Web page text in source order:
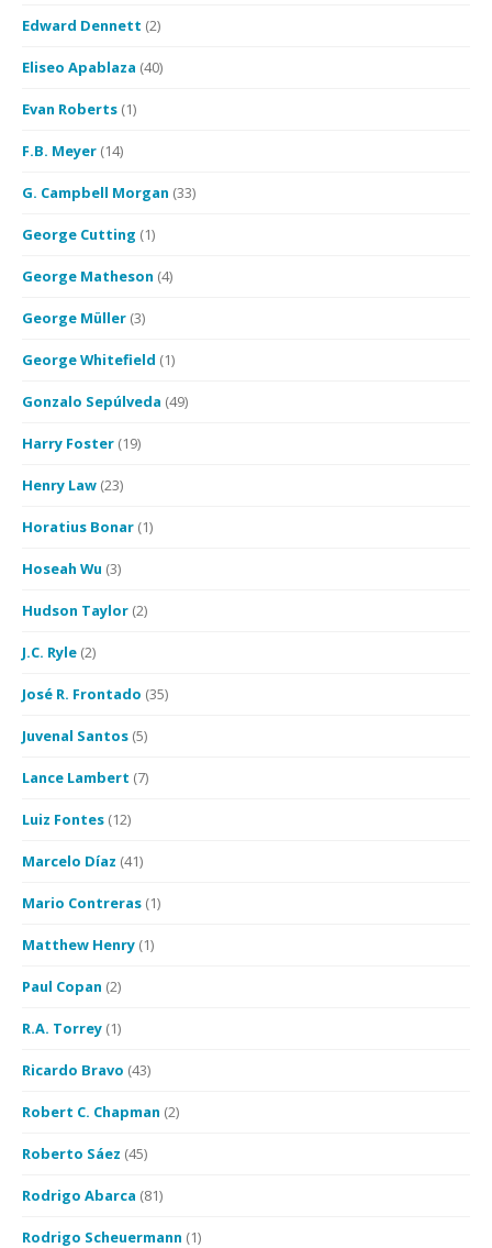
Edward Dennett (2)
Eliseo Apablaza (40)
Evan Roberts (1)
F.B. Meyer (14)
G. Campbell Morgan (33)
George Cutting (1)
George Matheson (4)
George Müller (3)
George Whitefield (1)
Gonzalo Sepúlveda (49)
Harry Foster (19)
Henry Law (23)
Horatius Bonar (1)
Hoseah Wu (3)
Hudson Taylor (2)
J.C. Ryle (2)
José R. Frontado (35)
Juvenal Santos (5)
Lance Lambert (7)
Luiz Fontes (12)
Marcelo Díaz (41)
Mario Contreras (1)
Matthew Henry (1)
Paul Copan (2)
R.A. Torrey (1)
Ricardo Bravo (43)
Robert C. Chapman (2)
Roberto Sáez (45)
Rodrigo Abarca (81)
Rodrigo Scheuermann (1)